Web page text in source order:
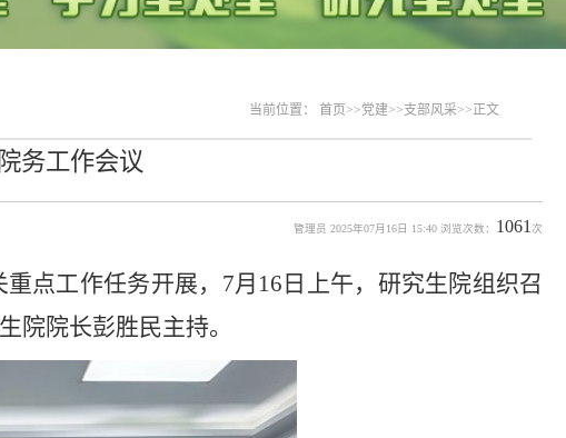
当前位置： 首页 >>党建>>支部风采>>正文
务工作会议
管理员 2025年07月16日 15:40 浏览次数： 1061 次
点工作任务开展，7月16日上午，研究生院组织召
院院长彭胜民主持。